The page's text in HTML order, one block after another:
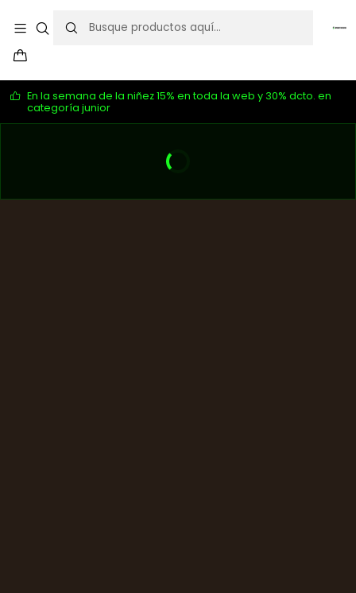
En la semana de la niñez 15% en toda la web y 30% dcto. en
categoría junior